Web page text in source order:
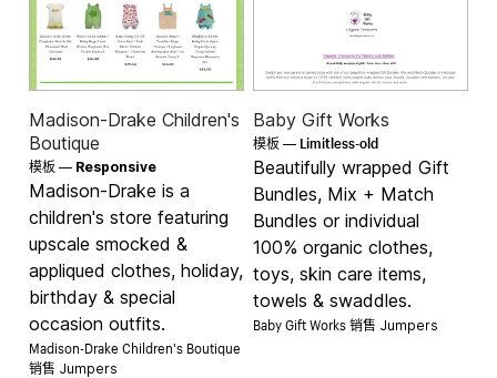
Madison-Drake Children's
Boutique
模板 — Responsive
Madison-Drake is a
children's store featuring
upscale smocked &
appliqued clothes, holiday,
birthday & special
occasion outfits.
Madison-Drake Children's Boutique
销售 Jumpers
Baby Gift Works
模板 — Limitless-old
Beautifully wrapped Gift
Bundles, Mix + Match
Bundles or individual
100% organic clothes,
toys, skin care items,
towels & swaddles.
Baby Gift Works 销售 Jumpers